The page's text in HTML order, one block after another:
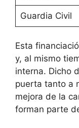
Guardia Civil
Esta
y, al mismo
interna. Dicho
puerta tanto a
mejora de la
forman parte